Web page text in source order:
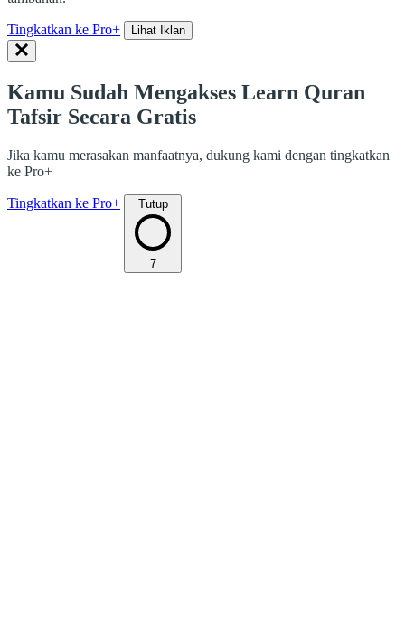
Tingkatkan ke Pro+ Lihat Iklan
Kamu Sudah Mengakses Learn Quran
Tafsir Secara Gratis
Jika kamu merasakan manfaatnya, dukung kami dengan tingkatkan
ke Pro+
Tingkatkan ke Pro+ Tutup
7